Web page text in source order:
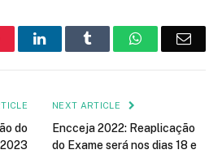
LinkedIn Tumblr WhatsApp
do
NEXT ARTICLE
Encceja 2022: Reaplicação
do Exame será nos dias 18 e